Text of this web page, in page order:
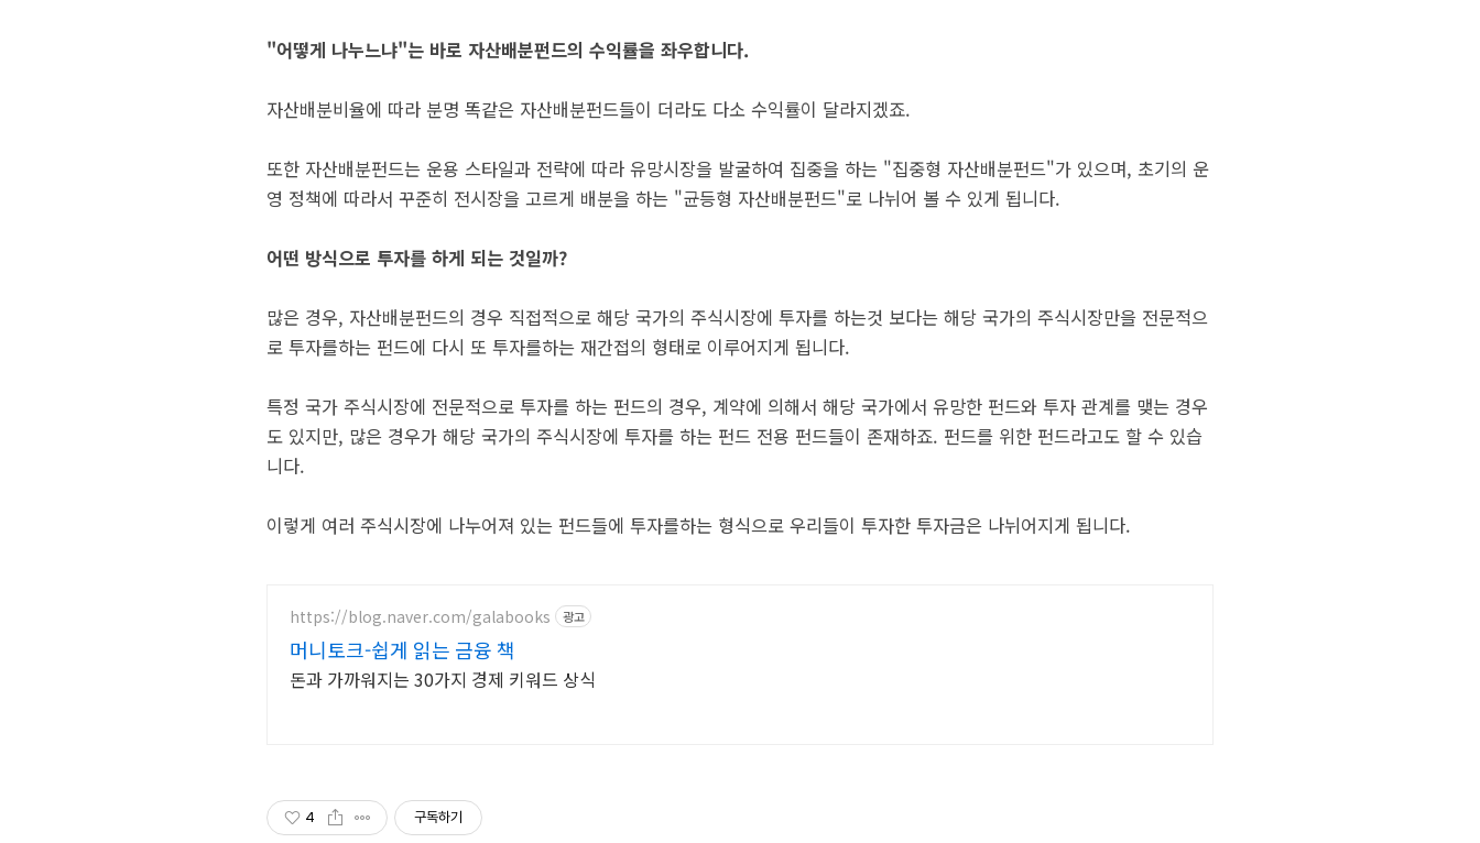
"어떻게 나누느냐"는 바로 자산배분펀드의 수익률을 좌우합니다.
자산배분비율에 따라 분명 똑같은 자산배분펀드들이 더라도 다소 수익률이 달라지겠죠.
또한 자산배분펀드는 운용 스타일과 전략에 따라 유망시장을 발굴하여 집중을 하는 "집중형 자산배분펀드"가 있으며, 초기의 운
영 정책에 따라서 꾸준히 전시장을 고르게 배분을 하는 "균등형 자산배분펀드"로 나뉘어 볼 수 있게 됩니다.
어떤 방식으로 투자를 하게 되는 것일까?
많은 경우, 자산배분펀드의 경우 직접적으로 해당 국가의 주식시장에 투자를 하는것 보다는 해당 국가의 주식시장만을 전문적으
로 투자를하는 펀드에 다시 또 투자를하는 재간접의 형태로 이루어지게 됩니다.
특정 국가 주식시장에 전문적으로 투자를 하는 펀드의 경우, 계약에 의해서 해당 국가에서 유망한 펀드와 투자 관계를 맺는 경우
도 있지만, 많은 경우가 해당 국가의 주식시장에 투자를 하는 펀드 전용 펀드들이 존재하죠. 펀드를 위한 펀드라고도 할 수 있습
니다.
이렇게 여러 주식시장에 나누어져 있는 펀드들에 투자를하는 형식으로 우리들이 투자한 투자금은 나뉘어지게 됩니다.
https://blog.naver.com/galabooks 광고
머니토크-쉽게 읽는 금융 책
돈과 가까워지는 30가지 경제 키워드 상식
4 구독하기